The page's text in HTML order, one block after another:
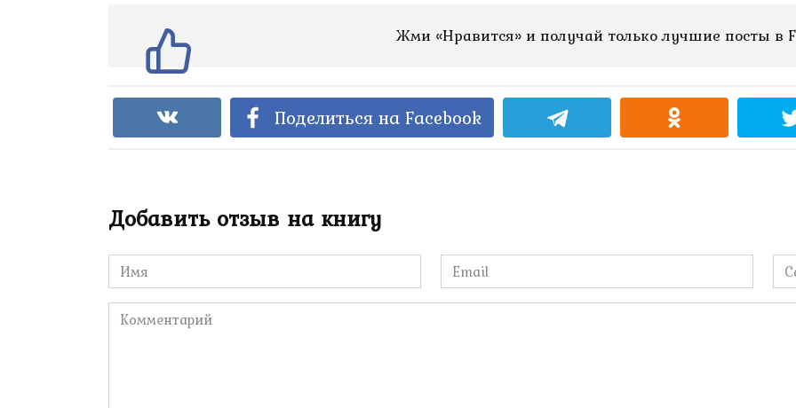
Жми «Нравится» и получай только лучшие посты в
Поделиться на Facebook
Добавить отзыв на книгу
Имя
*
Email
*
Комментарий